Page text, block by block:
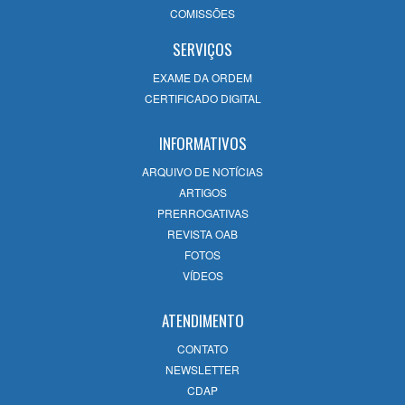
lotado em Campos
22/07/2026
12ª Subseção da OAB/RJ emite Nota de
22/07/2026
OAB Campos 60 Anos: Uma celebração
de História, evolução e compromisso com
o futuro
14/07/2026
COMISSÕES
SERVIÇOS
EXAME DA ORDEM
CERTIFICADO DIGITAL
INFORMATIVOS
ARQUIVO DE NOTÍCIAS
ARTIGOS
PRERROGATIVAS
REVISTA OAB
FOTOS
VÍDEOS
ATENDIMENTO
CONTATO
NEWSLETTER
CDAP